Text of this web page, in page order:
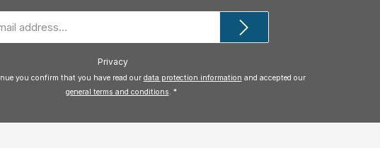
Privacy
you confirm that you have read our data protection information
and accepted our
general terms and conditions. *